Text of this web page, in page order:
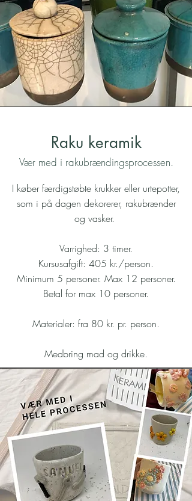
Raku keramik
Vær med i rakubrændingsprocessen.
I køber færdigstøbte krukker eller urtepotter,
som i på dagen dekorerer, rakubrænder
og vasker.
Varrighed: 3 timer.
Kursusafgift: 405 kr./person.
Minimum 5 personer. Max 12 personer.
Betal for max 10 personer.
Materialer: fra 80 kr. pr. person.
Medbring mad og drikke.